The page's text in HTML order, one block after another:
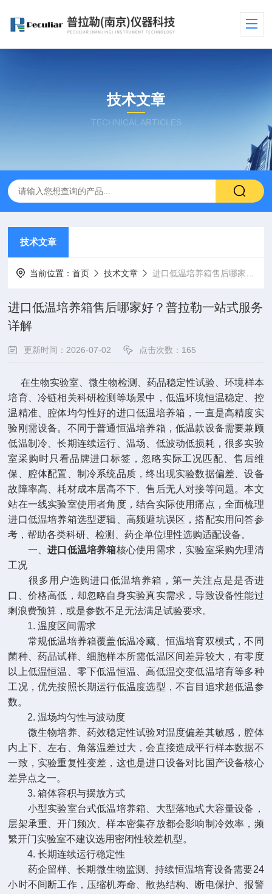
技术文章
TECHNICAL ARTICLES
技术文章
当前位置：首页 技术文章 进口低温培养箱售后哪家好？普拉勒一站式服务详解
进口低温培养箱售后哪家好？普拉勒一站式服务
详解
更新时间：2026-07-02 点击次数：165
在生物实验室、微生物检测、药品稳定性试验、环境样本
培育、冷链相关科研检测等场景中，低温环境恒温稳定、控
温精准、腔体均匀性好的进口低温培养箱，一直是高精度实
验刚需设备。不同于普通恒温培养箱，低温款设备需要兼顾
低温制冷、长期连续运行、温场、低波动低损耗，很多实验
室采购时只看品牌进口标签，忽略实际工况匹配、售后维
保、腔体配置、制冷系统品质，终出现实验数据偏差、设备
故障率高、耗材成本居高不下、售后无人对接等问题。本文
站在一线实验室使用者角度，结合实际使用痛点，全面梳理
进口低温培养箱选型逻辑、高频避坑误区，搭配实用问答参
考，帮助各类科研、检测、药企单位理性选购适配设备。
一、进口低温培养箱核心使用需求，实验室采购先理清
工况
很多用户选购进口低温培养箱，第一关注点是是否进
口、价格高低，却忽略自身实验真实需求，导致设备性能过
剩浪费预算，或是参数不足无法满足试验要求。
1. 温度区间需求
常规低温培养箱覆盖低温冷藏、恒温培育双模式，不同
菌种、药品试样、细胞样本所需低温区间差异较大，有零度
以上低温恒温、零下低温恒温、高低温交变低温培育等多种
工况，优先按照长期运行低温度选型，不盲目追求超低温参
数。
2. 温场均匀性与波动度
微生物培养、药效稳定性试验对温度偏差其敏感，腔体
内上下、左右、角落温差过大，会直接造成平行样本数据不
一致，实验重复性变差，这也是进口设备对比国产设备核心
差异点之一。
3. 箱体容积与摆放方式
小型实验室台式低温培养箱、大型落地式大容量设备，
层架承重、开门频次、样本密集存放都会影响制冷效率，频
繁开门实验室不建议选用密闭性较差机型。
4. 长期连续运行稳定性
药企留样、长期微生物监测、持续恒温培育设备需要24
小时不间断工作，压缩机寿命、散热结构、断电保护、报警